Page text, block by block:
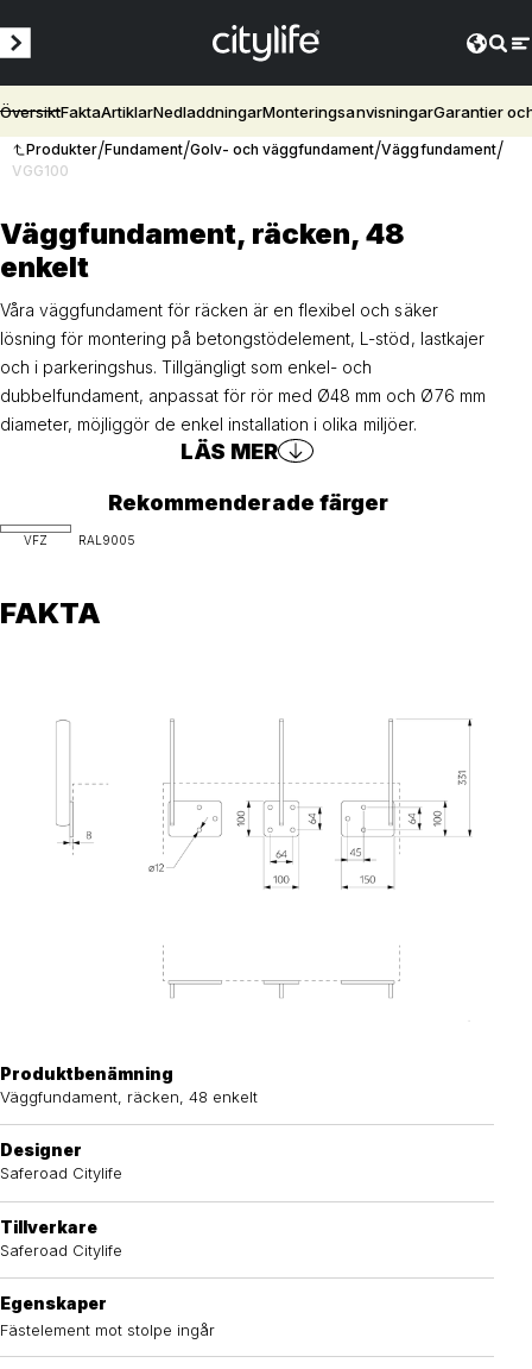
ÖversiktFaktaArtiklarNedladdningarMonteringsanvisningarGarantier
Produkter/Fundament/Golv- och väggfundament/Väggfundament/
VGG100
Väggfundament, räcken, 48
enkelt
Våra väggfundament för räcken är en flexibel och säker
lösning för montering på betongstödelement, L-stöd, lastkajer
och i parkeringshus. Tillgängligt som enkel- och
dubbelfundament, anpassat för rör med Ø48 mm och Ø76 mm
diameter, möjliggör de enkel installation i olika miljöer.
LÄS MER
Rekommenderade färger
VFZ RAL9005
FAKTA
Produktbenämning
Väggfundament, räcken, 48 enkelt
Designer
Saferoad Citylife
Tillverkare
Saferoad Citylife
Egenskaper
Fästelement mot stolpe ingår